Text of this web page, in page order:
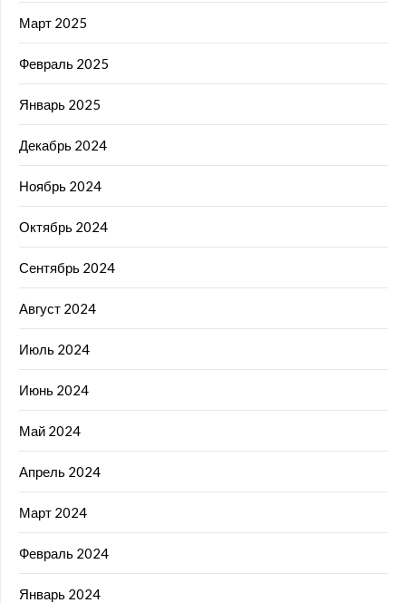
Март 2025
Февраль 2025
Январь 2025
Декабрь 2024
Ноябрь 2024
Октябрь 2024
Сентябрь 2024
Август 2024
Июль 2024
Июнь 2024
Май 2024
Апрель 2024
Март 2024
Февраль 2024
Январь 2024